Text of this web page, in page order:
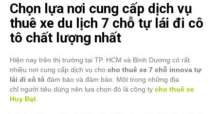
Chọn lựa nơi cung cấp dịch vụ
thuê xe du lịch 7 chỗ tự lái đi cô
tô chất lượng nhất
Hiện nay trên thị trường tại TP. HCM và Bình Dương có rất
nhiều nơi cung cấp dịch vụ cho cho thuê xe 7 chỗ innova tự
lái đi cô tô đảm bảo và đảm bảo. Một trong những địa
chỉ người tiêu dùng nên lựa chọn đó là công ty cho thuê xe
Huy Đạt